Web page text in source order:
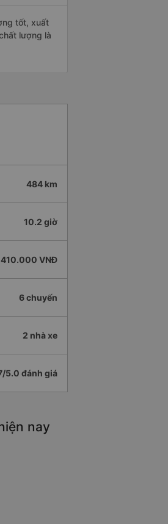
tốt, xuất
lượng là
484 km
10.2 giờ
410.000 VNĐ
6 chuyến
2 nhà xe
5.0 đánh giá
nay